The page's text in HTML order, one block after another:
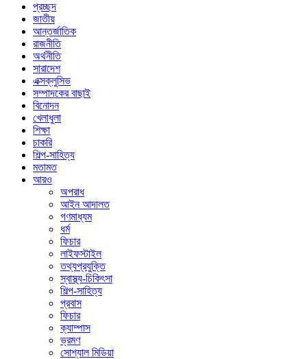
প্রচ্ছদ
জাতীয়
আন্তর্জাতিক
রাজনীতি
অর্থনীতি
সারাদেশ
এক্সক্লুসিভ
সম্পাদকের বাছাই
বিনোদন
খেলাধুলা
শিক্ষা
চাকরি
শিল্প-সাহিত্য
মতামত
আরও
অপরাধ
আইন আদালত
গণমাধ্যম
ধর্ম
ফিচার
লাইফস্টাইল
তথ্যপ্রযুক্তি
স্বাস্থ্য-চিকিৎসা
শিল্প-সাহিত্য
প্রবাস
ফিচার
ক্যাম্পাস
ভ্রমণ
সোশ্যাল মিডিয়া